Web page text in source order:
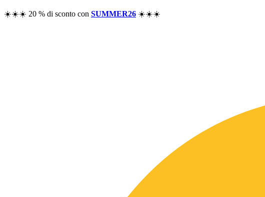
☀️☀️☀️ 20 % di sconto con SUMMER26 ☀️☀️☀️